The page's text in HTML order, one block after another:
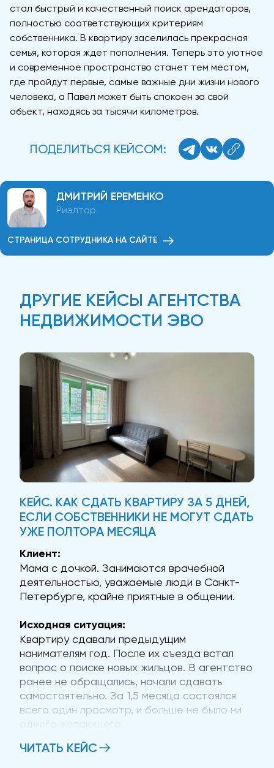
стал быстрый и качественный поиск арендаторов,
полностью соответствующих критериям
собственника. В квартиру заселилась прекрасная
семья, которая ждет пополнения. Теперь это уютное
и современное пространство станет тем местом,
где пройдут первые, самые важные дни жизни нового
человека, а Павел может быть спокоен за свой
объект, находясь за тысячи километров.
ПОДЕЛИТЬСЯ КЕЙСОМ:
ДМИТРИЙ ЕРЕМЕНКО
Риэлтор
СТРАНИЦА СОТРУДНИКА НА САЙТЕ
ДРУГИЕ КЕЙСЫ АГЕНТСТВА
НЕДВИЖИМОСТИ ЭВО
КЕЙС. КАК СДАТЬ КВАРТИРУ ЗА 5 ДНЕЙ,
ЕСЛИ СОБСТВЕННИКИ НЕ МОГУТ СДАТЬ
УЖЕ ПОЛТОРА МЕСЯЦА
Клиент:
Мама с дочкой. Занимаются врачебной
деятельностью, уважаемые люди в Санкт-
Петербурге, крайне приятные в общении.
Исходная ситуация:
Квартиру сдавали предыдущим
нанимателям год. После их съезда встал
вопрос о поиске новых жильцов. В агентство
ранее не обращались, начали сдавать
самостоятельно. За 1,5 месяца состоялся
всего один просмотр, и больше не было ни
Проблема:
ЧИТАТЬ КЕЙС